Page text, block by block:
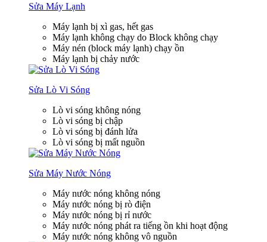
Sửa Máy Lạnh
Máy lạnh bị xì gas, hết gas
Máy lạnh không chạy do Block không chạy
Máy nén (block máy lạnh) chạy ồn
Máy lạnh bị chảy nước
Sửa Lò Vi Sóng
Lò vi sóng không nóng
Lò vi sóng bị chập
Lò vi sóng bị đánh lửa
Lò vi sóng bị mất nguồn
Sửa Máy Nước Nóng
Máy nước nóng không nóng
Máy nước nóng bị rò điện
Máy nước nóng bị rỉ nước
Máy nước nóng phát ra tiếng ồn khi hoạt động
Máy nước nóng không vô nguồn